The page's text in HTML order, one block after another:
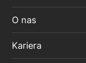
O nas
Kariera